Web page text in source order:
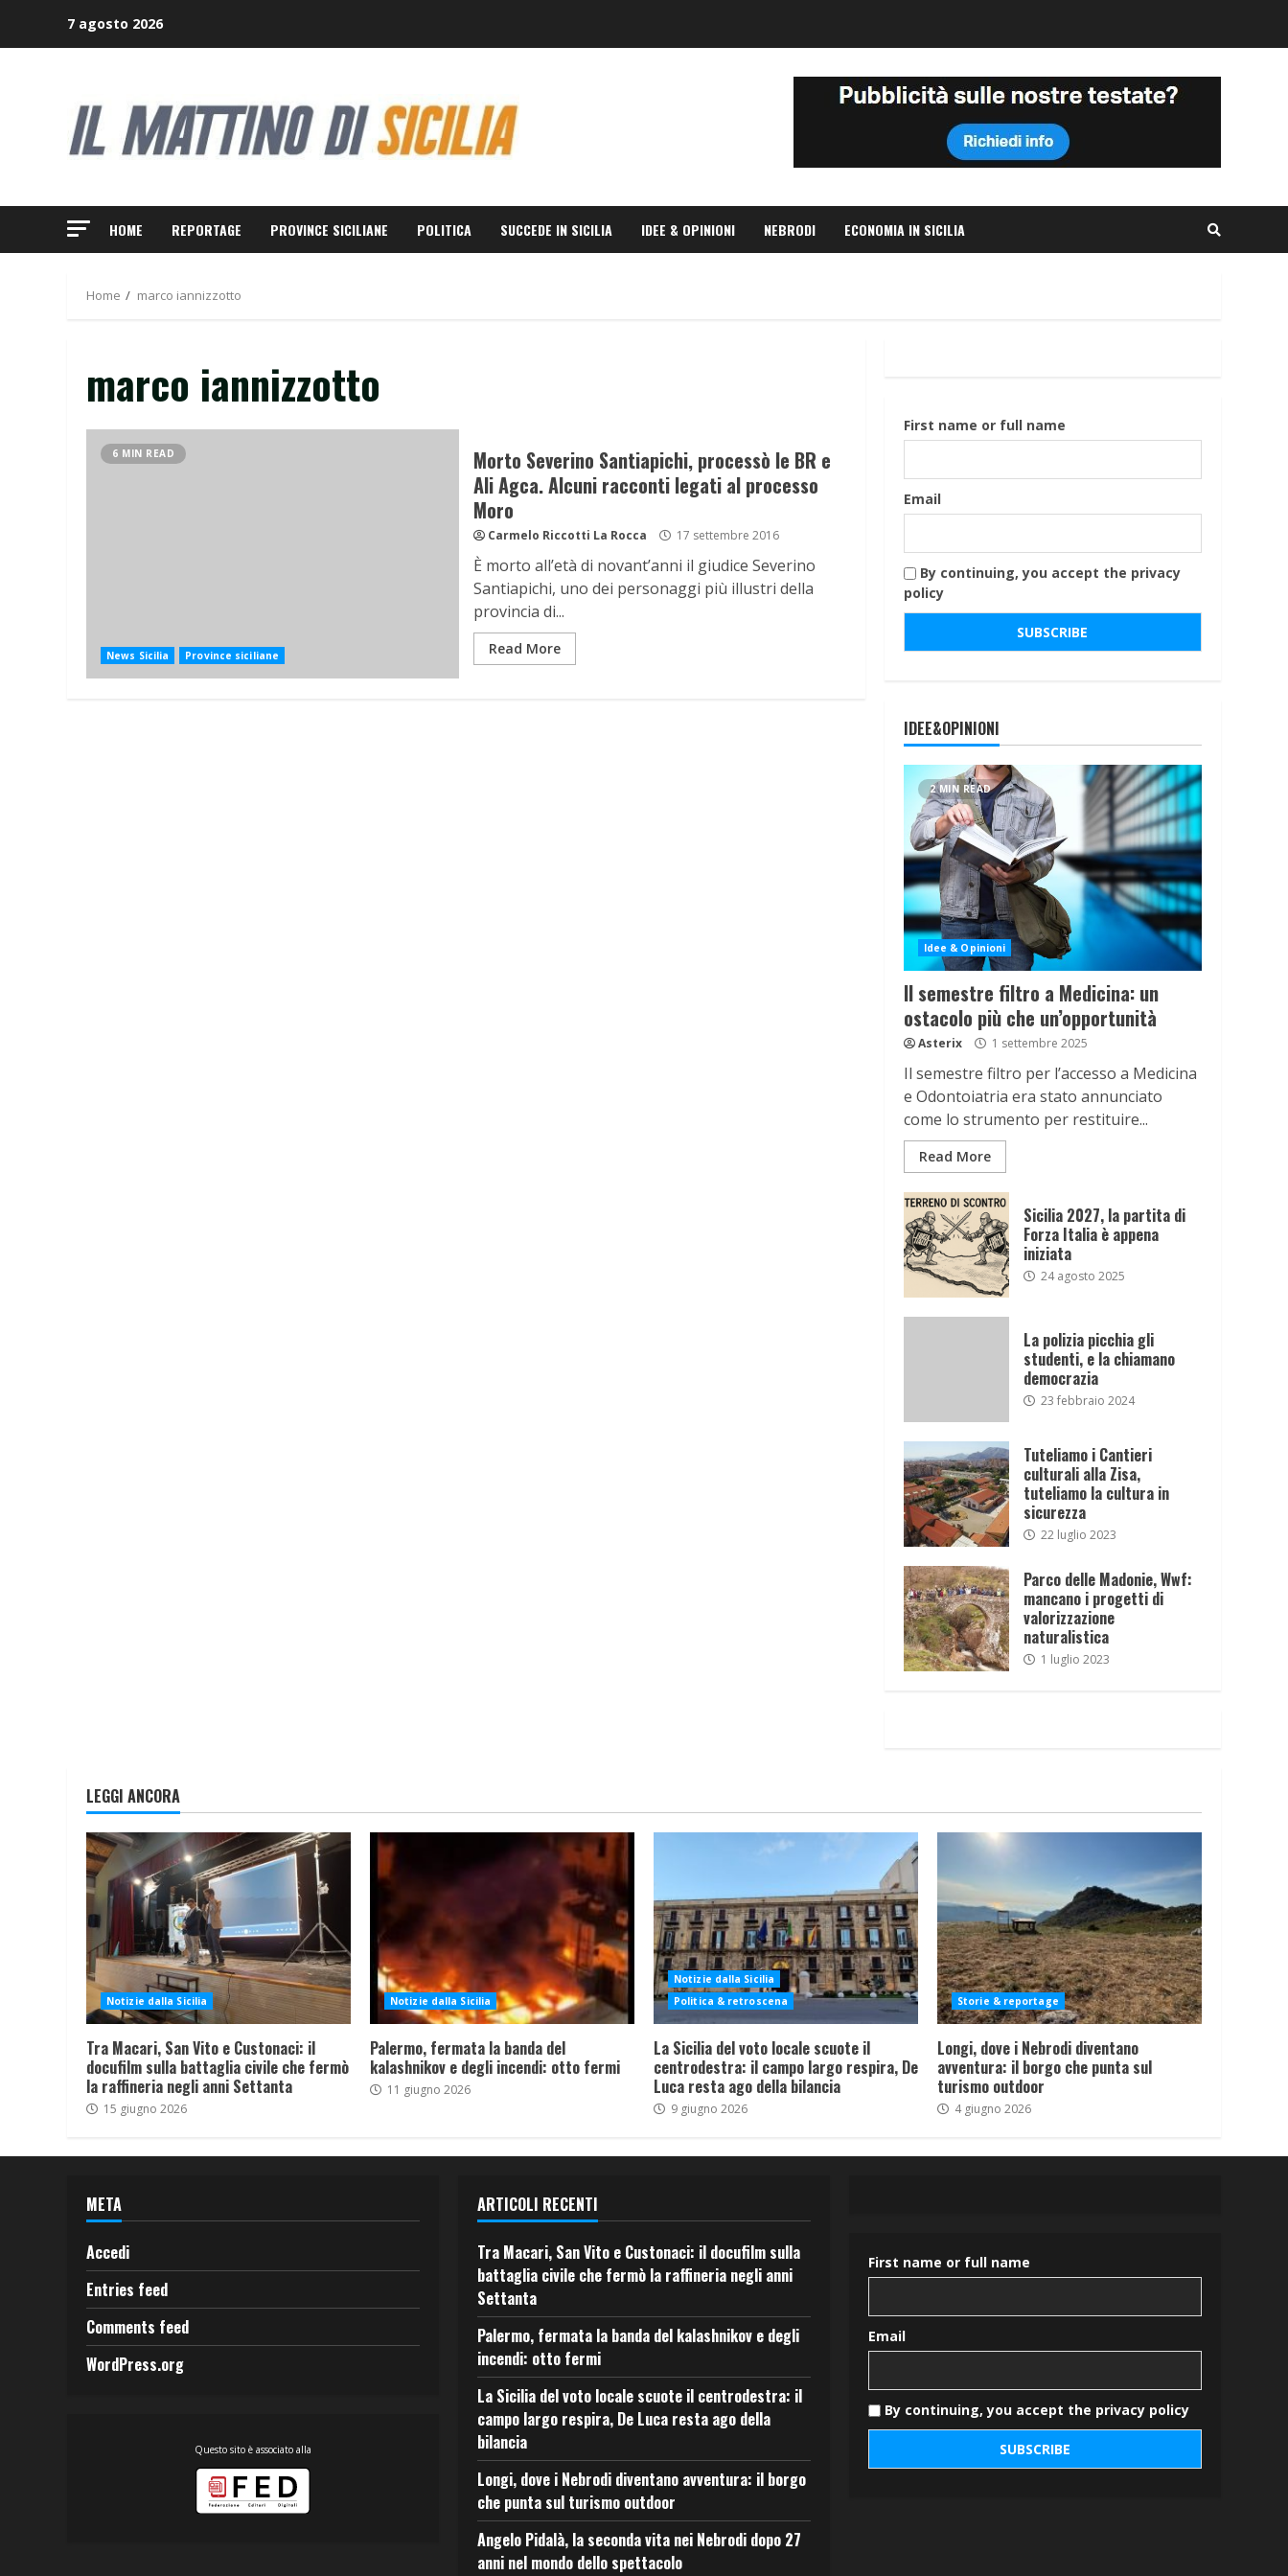
7 agosto 2026
HOME REPORTAGE PROVINCE SICILIANE POLITICA SUCCEDE IN SICILIA IDEE & OPINIONI NEBRODI ECONOMIA IN SICILIA
Home marco iannizzotto
marco iannizzotto
6 MIN READ
News Sicilia Province siciliane
Morto Severino Santiapichi, processò le BR e
Ali Agca. Alcuni racconti legati al processo
Moro
Carmelo Riccotti La Rocca 17 settembre 2016
È morto all’età di novant’anni il giudice Severino
Santiapichi, uno dei personaggi più illustri della
provincia di...
Read More
First name or full name
Email
By continuing, you accept the privacy
policy
IDEE&OPINIONI
2 MIN READ
Idee & Opinioni
Il semestre filtro a Medicina: un
ostacolo più che un’opportunità
Asterix 1 settembre 2025
Il semestre filtro per l’accesso a Medicina
e Odontoiatria era stato annunciato
come lo strumento per restituire...
Read More
Sicilia 2027, la partita di
Forza Italia è appena
iniziata
24 agosto 2025
La polizia picchia gli
studenti, e la chiamano
democrazia
23 febbraio 2024
Tuteliamo i Cantieri
culturali alla Zisa,
tuteliamo la cultura in
sicurezza
22 luglio 2023
Parco delle Madonie, Wwf:
mancano i progetti di
valorizzazione
naturalistica
1 luglio 2023
LEGGI ANCORA
Notizie dalla Sicilia
Tra Macari, San Vito e Custonaci: il
docufilm sulla battaglia civile che fermò
la raffineria negli anni Settanta
15 giugno 2026
Notizie dalla Sicilia
Palermo, fermata la banda del
kalashnikov e degli incendi: otto fermi
11 giugno 2026
Notizie dalla Sicilia
Politica & retroscena
La Sicilia del voto locale scuote il
centrodestra: il campo largo respira, De
Luca resta ago della bilancia
9 giugno 2026
Storie & reportage
Longi, dove i Nebrodi diventano
avventura: il borgo che punta sul
turismo outdoor
4 giugno 2026
META
Accedi
Entries feed
Comments feed
WordPress.org
Questo sito è associato alla
ARTICOLI RECENTI
Tra Macari, San Vito e Custonaci: il docufilm sulla
battaglia civile che fermò la raffineria negli anni
Settanta
Palermo, fermata la banda del kalashnikov e degli
incendi: otto fermi
La Sicilia del voto locale scuote il centrodestra: il
campo largo respira, De Luca resta ago della
bilancia
Longi, dove i Nebrodi diventano avventura: il borgo
che punta sul turismo outdoor
Angelo Pidalà, la seconda vita nei Nebrodi dopo 27
anni nel mondo dello spettacolo
First name or full name
Email
By continuing, you accept the privacy policy